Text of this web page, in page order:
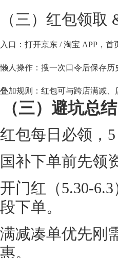
（三）红包领取
入口：打开京东 / 淘宝 APP，
懒人操作：搜一次口令后保存
叠加规则：红包可与跨店满减
（三）避坑总结
红包每日必领，
国补下单前先领
开门红（5.30-
段下单。
满减凑单优先刚
惠。